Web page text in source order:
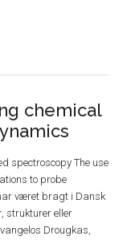
chemical
spectroscopy The use
to probe
været bragt i Dansk
strukturer eller
Drougkas,